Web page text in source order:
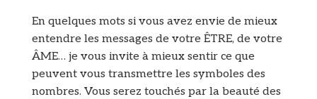
En quelques mots si vous avez envie de mieux
entendre les messages de votre ÊTRE, de votre
ÂME… je vous invite à mieux sentir ce que
peuvent vous transmettre les symboles des
nombres. Vous serez touchés par la beauté des